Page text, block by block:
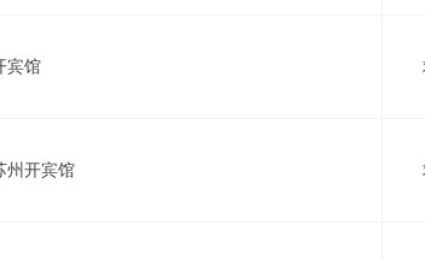
宾馆
州开宾馆